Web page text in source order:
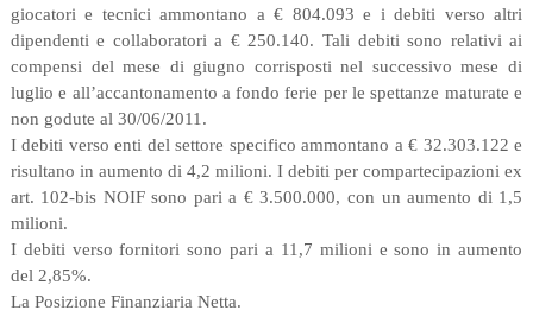
giocatori e tecnici ammontano a € 804.093 e i debiti verso altri
dipendenti e collaboratori a € 250.140. Tali debiti sono relativi ai
compensi del mese di giugno corrisposti nel successivo mese di
luglio e all’accantonamento a fondo ferie per le spettanze maturate e
non godute al 30/06/2011.
I debiti verso enti del settore specifico ammontano a € 32.303.122 e
risultano in aumento di 4,2 milioni. I debiti per compartecipazioni ex
art. 102-bis NOIF sono pari a € 3.500.000, con un aumento di 1,5
milioni.
I debiti verso fornitori sono pari a 11,7 milioni e sono in aumento
del 2,85%.
La Posizione Finanziaria Netta.